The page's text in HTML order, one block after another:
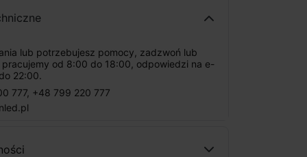
lub potrzebujesz pomocy, zadzwoń lub
pracujemy od 8:00 do 18:00, odpowiedzi na e-
22:00.
777, +48 799 220 777